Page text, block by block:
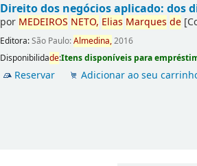
Direito dos negócios aplicado: dos
por MEDEIROS NETO, Elias Marques de
Editora:São Paulo:Almedina,2016
Disponibilidade:Itens disponíveis para
Reservar Adicionar ao seu